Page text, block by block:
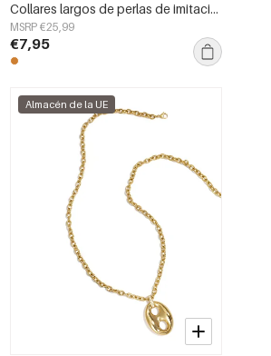
Collares largos de perlas de imitación con diseño floral, de la serie Sweet Daily Simple para mujer.
MSRP €25,99
€7,95
Almacén de la UE